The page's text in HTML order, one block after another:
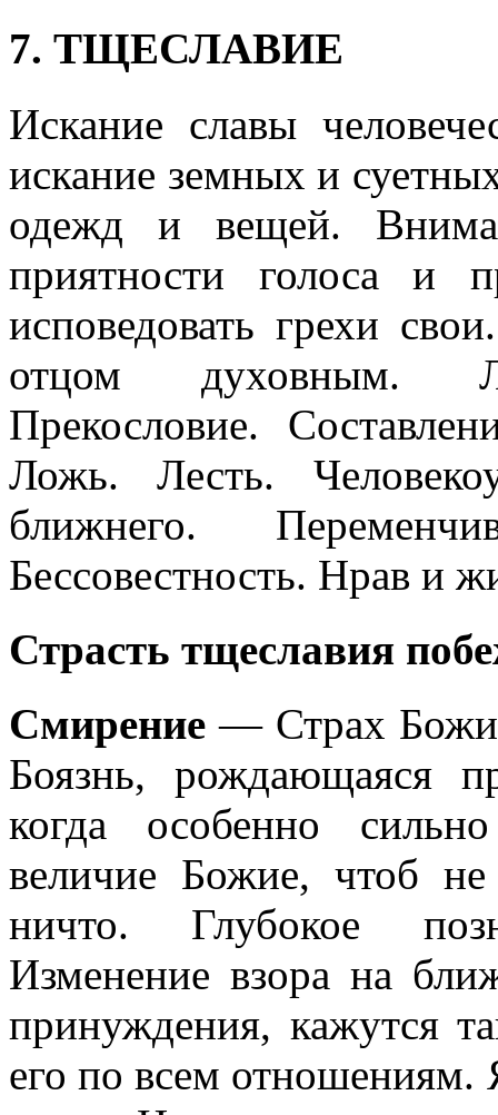
7. ТЩЕСЛАВИЕ
Искание славы
искание земных и
одежд и вещей.
приятности голоса и
исповедовать грехи
отцом духовным.
Прекословие.
Ложь. Лесть.
ближнего.
Бессовестность. Нрав и
Страсть тщеславия
Смирение — Страх
Боязнь, рождающаяся
когда особенно
величие Божие, чтоб
ничто. Глубокое
Изменение взора на
принуждения, кажутся
его по всем